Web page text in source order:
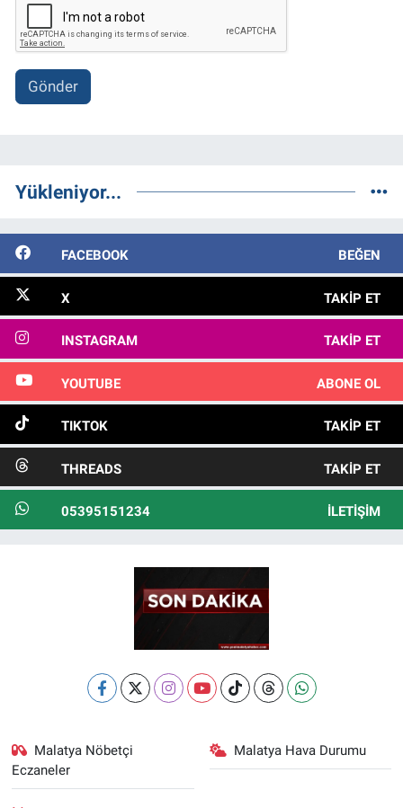
Gönder
Yükleniyor...
FACEBOOK BEĞEN
X TAKIP ET
INSTAGRAM TAKIP ET
YOUTUBE ABONE OL
TIKTOK TAKIP ET
THREADS TAKIP ET
05395151234 İLETIŞIM
Malatya Nöbetçi
Eczaneler
Malatya Hava Durumu